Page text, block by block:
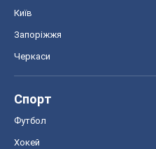
Київ
Запоріжжя
Черкаси
Спорт
Футбол
Хокей